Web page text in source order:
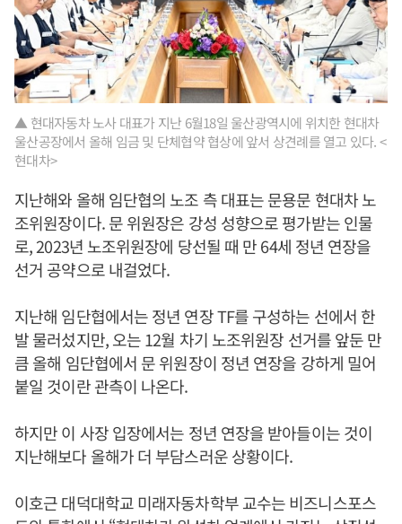
▲ 현대자동차 노사 대표가 지난 6월18일 울산광역시에 위치한 현대차
울산공장에서 올해 임금 및 단체협약 협상에 앞서 상견례를 열고 있다. <
현대차>
지난해와 올해 임단협의 노조 측 대표는 문용문 현대차 노
조위원장이다. 문 위원장은 강성 성향으로 평가받는 인물
로, 2023년 노조위원장에 당선될 때 만 64세 정년 연장을
선거 공약으로 내걸었다.
지난해 임단협에서는 정년 연장 TF를 구성하는 선에서 한
발 물러섰지만, 오는 12월 차기 노조위원장 선거를 앞둔 만
큼 올해 임단협에서 문 위원장이 정년 연장을 강하게 밀어
붙일 것이란 관측이 나온다.
하지만 이 사장 입장에서는 정년 연장을 받아들이는 것이
지난해보다 올해가 더 부담스러운 상황이다.
이호근 대덕대학교 미래자동차학부 교수는 비즈니스포스